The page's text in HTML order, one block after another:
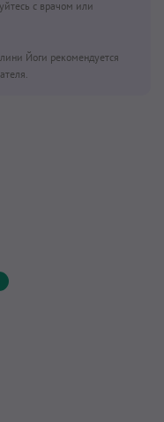
с врачом или
Йоги рекомендуется